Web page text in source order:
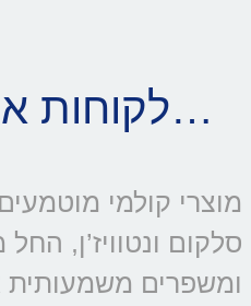
לקוחות אומרים עלינו…
ומשפרים